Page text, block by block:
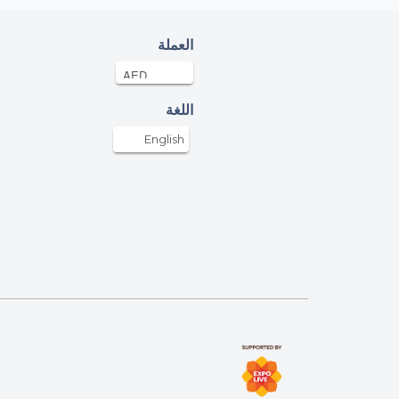
06-Jun-2025
العملة
اللغة
English